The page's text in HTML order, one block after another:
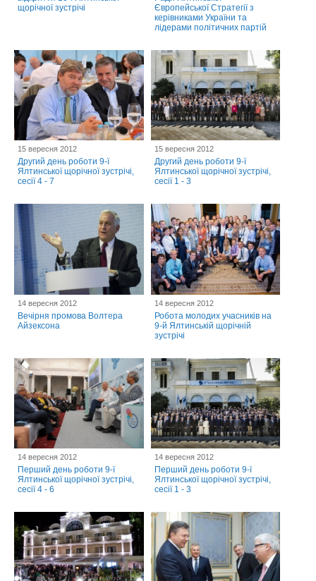
щорічної зустрічі
Європейської Стратегії з
керівниками України та
лідерами політичних партій
15 вересня 2012
Другий день роботи 9-ї
Ялтинської щорічної зустрічі,
сесії 4 - 7
15 вересня 2012
Другий день роботи 9-ї
Ялтинської щорічної зустрічі,
сесії 1 - 3
14 вересня 2012
Вечірня промова Волтера
Айзексона
14 вересня 2012
Робота молодих учасників на
9-й Ялтинській щорічній
зустрічі
14 вересня 2012
Перший день роботи 9-ї
Ялтинської щорічної зустрічі,
сесії 4 - 6
14 вересня 2012
Перший день роботи 9-ї
Ялтинської щорічної зустрічі,
сесії 1 - 3